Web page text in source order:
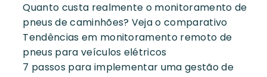
Quanto custa realmente o monitoramento de
pneus de caminhões? Veja o comparativo
Tendências em monitoramento remoto de
pneus para veículos elétricos
7 passos para implementar uma gestão de